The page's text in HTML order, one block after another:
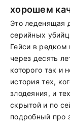
хорошем
Это леденящая
серийных
Гейси в редком
через десять
которого так и
история тех,
злодеяния, и
скрытой и по
подробный про